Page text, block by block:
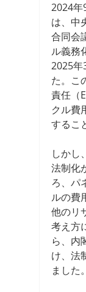
2024年
は、中
合同会
ル義務
2025年
た。こ
責任（
クル費
するこ
しかし
法制化
ろ、パ
ルの費
他のリ
考え方
ら、内
け、法
ました。